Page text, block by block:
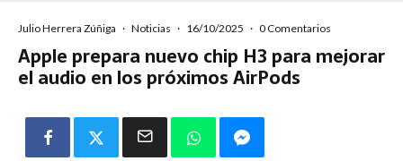
Julio Herrera Zúñiga · Noticias · 16/10/2025 · 0 Comentarios
Apple prepara nuevo chip H3 para mejorar
el audio en los próximos AirPods